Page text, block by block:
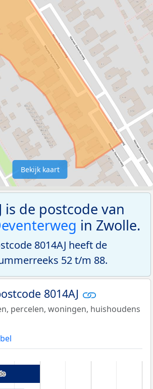
Bekijk kaart
is de postcode van
in Zwolle.
8014AJ heeft de
52 t/m 88.
8014AJ
percelen, woningen, huishoudens